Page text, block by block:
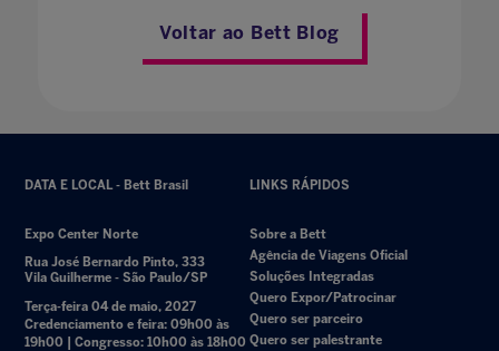
Voltar ao Bett Blog
DATA E LOCAL - Bett Brasil
Expo Center Norte
Rua José Bernardo Pinto, 333
Vila Guilherme - São Paulo/SP
Terça-feira 04 de maio, 2027
Credenciamento e feira: 09h00 às
19h00 | Congresso: 10h00 às 18h00
LINKS RÁPIDOS
Sobre a Bett
Agência de Viagens Oficial
Soluções Integradas
Quero Expor/Patrocinar
Quero ser parceiro
Quero ser palestrante